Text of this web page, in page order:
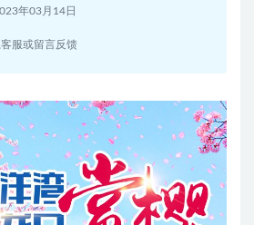
年03月14日
服或留言反馈